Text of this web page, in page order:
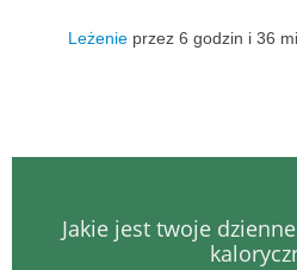
Leżenie przez 6 godzin i 36
Jakie jest twoje